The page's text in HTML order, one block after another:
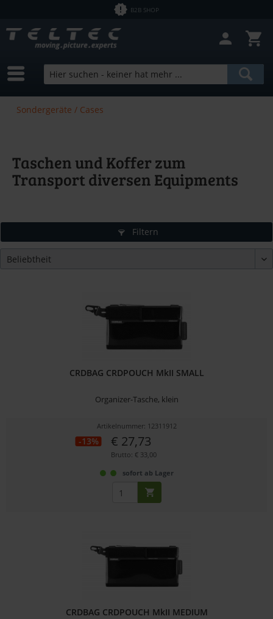
B2B SHOP
Sondergeräte / Cases
Taschen und Koffer zum
Transport diversen Equipments
Filtern
CRDBAG CRDPOUCH MkII SMALL
Organizer-Tasche, klein
Artikelnummer: 12311912
-13% € 27,73
Brutto: € 33,00
sofort ab Lager
CRDBAG CRDPOUCH MkII MEDIUM